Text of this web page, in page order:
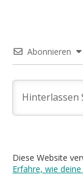
Abonnieren
Diese Website
Erfahre, wie